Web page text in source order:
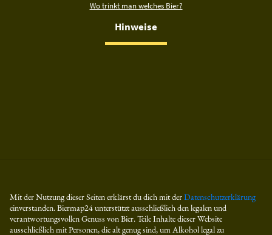
Wo trinkt man welches Bier?
Hinweise
Mit der Nutzung dieser Seiten erklärst du dich mit derDatenschutzerklärung
einverstanden. Biermap24 unterstützt ausschließlich den legalen und
verantwortungsvollen Genuss von Bier. Teile Inhalte dieser Website
ausschließlich mit Personen, die alt genug sind, um Alkohol legal zu